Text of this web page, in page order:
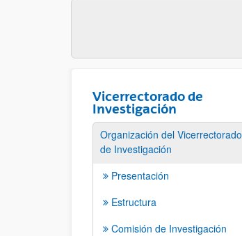
Vicerrectorado de
Investigación
Organización del Vicerrectorado
de Investigación
Presentación
Estructura
Comisión de Investigación